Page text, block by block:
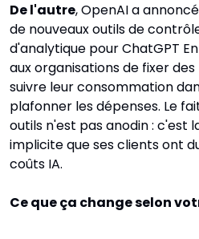
De l'autre, OpenAI a
de nouveaux outils de
d'analytique pour ChatGPT
aux organisations de fixer
suivre leur consommation
plafonner les dépenses. Le
outils n'est pas anodin : c'est
implicite que ses clients ont
coûts IA.
Ce que ça change selon